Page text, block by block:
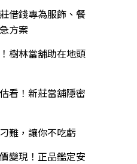
借錢專為服飾、餐
方案
樹林當舖助在地頭
看！新莊當舖隱密
難，讓你不吃虧
變現！正品鑑定安